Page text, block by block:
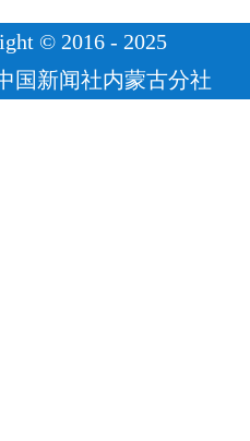
© 2016 - 2025
国新闻社内蒙古分社